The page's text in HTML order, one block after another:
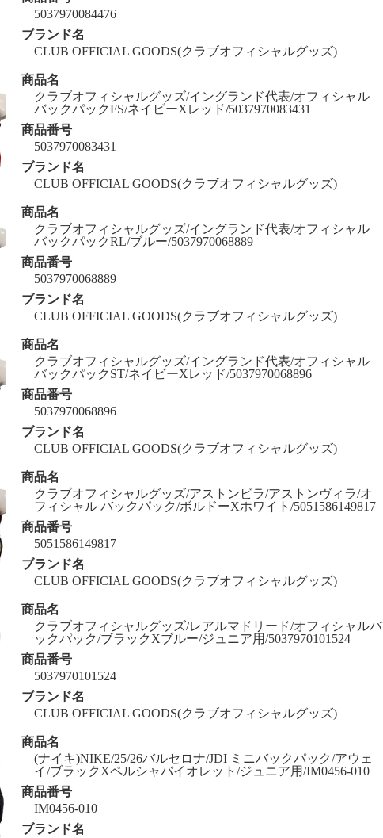
5037970084476
ブランド名
CLUB OFFICIAL GOODS(クラブオフィシャルグッズ)
商品名
クラブオフィシャルグッズ/イングランド代表/オフィシャル
バックパックFS/ネイビーXレッド/5037970083431
商品番号
5037970083431
ブランド名
CLUB OFFICIAL GOODS(クラブオフィシャルグッズ)
商品名
クラブオフィシャルグッズ/イングランド代表/オフィシャル
バックパックRL/ブルー/5037970068889
商品番号
5037970068889
ブランド名
CLUB OFFICIAL GOODS(クラブオフィシャルグッズ)
商品名
クラブオフィシャルグッズ/イングランド代表/オフィシャル
バックパックST/ネイビーXレッド/5037970068896
商品番号
5037970068896
ブランド名
CLUB OFFICIAL GOODS(クラブオフィシャルグッズ)
商品名
クラブオフィシャルグッズ/アストンビラ/アストンヴィラ/オ
フィシャル バックパック/ボルドーXホワイト/5051586149817
商品番号
5051586149817
ブランド名
CLUB OFFICIAL GOODS(クラブオフィシャルグッズ)
商品名
クラブオフィシャルグッズ/レアルマドリード/オフィシャルバ
ックパック/ブラックXブルー/ジュニア用/5037970101524
商品番号
5037970101524
ブランド名
CLUB OFFICIAL GOODS(クラブオフィシャルグッズ)
商品名
(ナイキ)NIKE/25/26バルセロナ/JDI ミニバックパック/アウェ
イ/ブラックXペルシャバイオレット/ジュニア用/IM0456-010
商品番号
IM0456-010
ブランド名